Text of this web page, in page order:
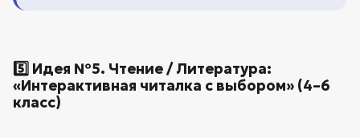
5️⃣ Идея №5. Чтение / Литература:
«Интерактивная читалка с выбором» (4–6
класс)